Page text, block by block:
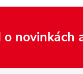
o novinkách